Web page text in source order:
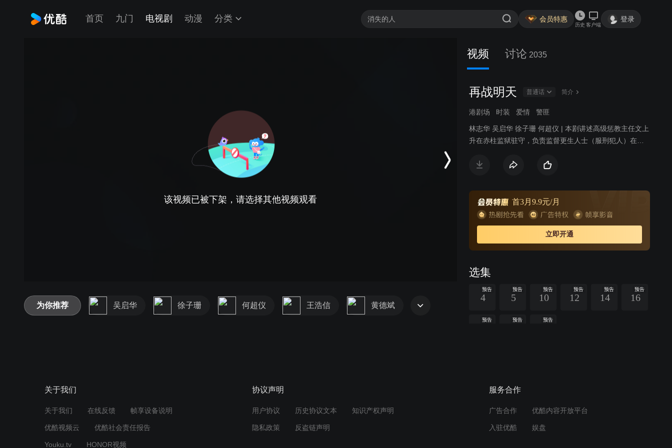
首页 九门 电视剧 动漫 分类 会员特惠
历史 客户端
登录
该视频已被下架，请选择其他视频观看
视频 讨论 2035
再战明天 普通话 简介
港剧场 时装 爱情 警匪
林志华 吴启华 徐子珊 何超仪 | 本剧讲述高级惩教主任文上
升在赤柱监狱驻守，负责监督更生人士（服刑犯人）在监
风而寒。其下属乔正桥体恤囚犯，但行事拓落不羁，与文
志，经过工作的锻炼，逐渐找到人生意义。女囚丁好好命
运多舛，在姚爱嘉的训练下幡然悔悟。隶属于更生事务组
的翁伟晋和迟春光竭尽心力，协助更生人士改过自新。文
上升由于之前婚姻的失败，以照顾妹妹文上游为借口，始
终刻意逃避感情问题，但却被翁伟晋看穿，不过翁伟晋自
和迟春光两位红颜知己在旁开解。
首3月9.9元/月
立即开通
选集
预告
4
预告
5
预告
10
预告
12
预告
14
预告
16
预告 预告 预告
为你推荐 吴启华 徐子珊 何超仪 王浩信 黄德斌
关于我们
关于我们 在线反馈 帧享设备说明
优酷视频云 优酷社会责任报告
Youku.tv HONOR视频
协议声明
用户协议 历史协议文本 知识产权声明
隐私政策 反盗链声明
服务合作
广告合作 优酷内容开放平台
入驻优酷 娱盘